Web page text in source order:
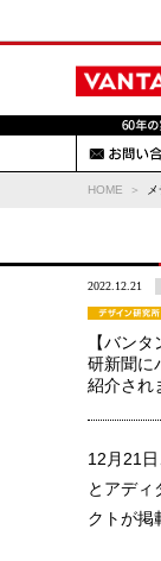
HOME
2022.12.21
【バン
研新聞に
紹介され
12月21
とアディ
クトが掲